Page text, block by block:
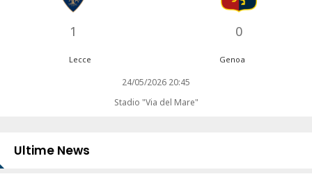
1 0
Lecce Genoa
24/05/2026 20:45
Stadio "Via del Mare"
Ultime News